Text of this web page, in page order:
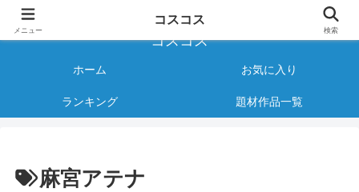
様々なジャンルのコスプレAVをご紹介する情報サイト
コスコス
ホーム お気に入り
ランキング 題材作品一覧
麻宮アテナ
メニュー
コスコス
検索